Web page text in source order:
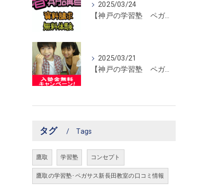
2025/03/24
【神戸の学習塾 ペガサス新長田教室】春期講習開催！
2025/03/21
【神戸の学習塾 ペガサス新長田教室】入塾金無料キャンペーン！
タグ Tags
鷹取 学習塾 コンセプト
鷹取の学習塾･ペガサス新長田教室の口コミ情報